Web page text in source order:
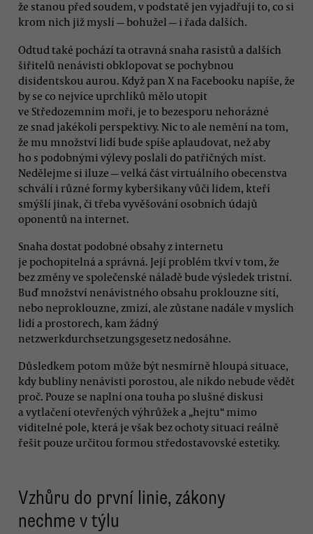
že stanou před soudem, v podstatě jen vyjadřují to, co si
krom nich již myslí — bohužel — i řada dalších.
Odtud také pochází ta otravná snaha rasistů a dalších
šiřitelů nenávisti obklopovat se pochybnou
disidentskou aurou. Když pan X na Facebooku napíše, že
by se co nejvíce uprchlíků mělo utopit
ve Středozemním moři, je to bezesporu nehorázné
ze snad jakékoli perspektivy. Nic to ale nemění na tom,
že mu množství lidí bude spíše aplaudovat, než aby
ho s podobnými výlevy poslali do patřičných míst.
Nedělejme si iluze — velká část virtuálního obecenstva
schválí i různé formy kyberšikany vůči lidem, kteří
smýšlí jinak, či třeba vyvěšování osobních údajů
oponentů na internet.
Snaha dostat podobné obsahy z internetu
je pochopitelná a správná. Její problém tkví v tom, že
bez změny ve společenské náladě bude výsledek tristní.
Buď množství nenávistného obsahu proklouzne sítí,
nebo neproklouzne, zmizí, ale zůstane nadále v myslích
lidí a prostorech, kam žádný
netzwerkdurchsetzungsgesetz nedosáhne.
Důsledkem potom může být nesmírně hloupá situace,
kdy bubliny nenávisti porostou, ale nikdo nebude vědět
proč. Pouze se naplní ona touha po slušné diskusi
a vytlačení otevřených výhrůžek a „hejtu“ mimo
viditelné pole, která je však bez ochoty situaci reálně
řešit pouze určitou formou středostavovské estetiky.
Vzhůru do první linie, zákony
nechme v týlu